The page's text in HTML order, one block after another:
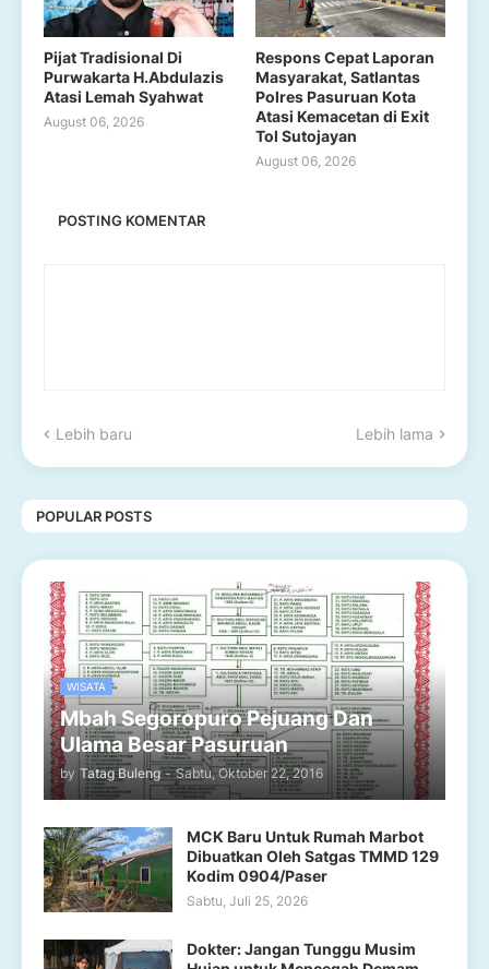
Pijat Tradisional Di
Purwakarta H.Abdulazis
Atasi Lemah Syahwat
August 06, 2026
Respons Cepat Laporan
Masyarakat, Satlantas
Polres Pasuruan Kota
Atasi Kemacetan di Exit
Tol Sutojayan
August 06, 2026
POSTING KOMENTAR
Lebih baru Lebih lama
POPULAR POSTS
WISATA
Mbah Segoropuro Pejuang Dan
Ulama Besar Pasuruan
by Tatag Buleng - Sabtu, Oktober 22, 2016
MCK Baru Untuk Rumah Marbot
Dibuatkan Oleh Satgas TMMD 129
Kodim 0904/Paser
Sabtu, Juli 25, 2026
Dokter: Jangan Tunggu Musim